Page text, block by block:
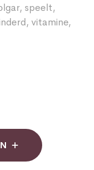
, speelt,
, vitamine,